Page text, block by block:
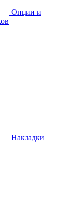
Опции и
Накладки